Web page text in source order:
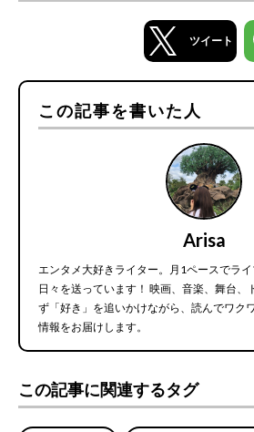
ツイート
この記事を書いた人
Arisa
エンタメ大好きライター。月1ペースでラ
日々を送っています！ 映画、音楽、舞台
ず「好き」を追いかけながら、読んでワク
情報をお届けします。
この記事に関連するタグ